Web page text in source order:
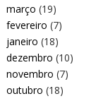
março (19)
fevereiro (7)
janeiro (18)
dezembro (10)
novembro (7)
outubro (18)